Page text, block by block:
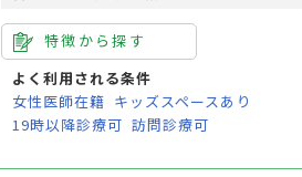
特徴から探す
よく利用される条件
女性医師在籍 キッズスペースあり
19時以降診療可 訪問診療可